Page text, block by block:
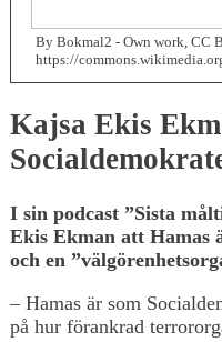
By Bokmal2 - Own work, CC
https://
Kajsa Ekis
I sin podcast ”Sista
Ekis Ekman att Hamas
och en
– Hamas är som
på hur förankrad